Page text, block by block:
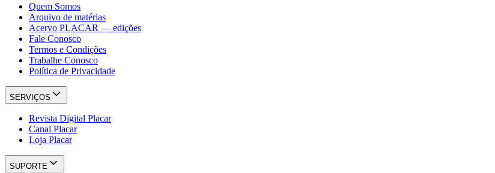
Quem Somos
Arquivo de matérias
Acervo PLACAR — edições
Fale Conosco
Termos e Condições
Trabalhe Conosco
Política de Privacidade
SERVIÇOS
Revista Digital Placar
Canal Placar
Loja Placar
SUPORTE